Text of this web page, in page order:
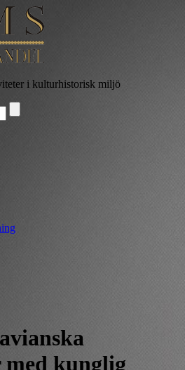
i kulturhistorisk miljö
kunglig